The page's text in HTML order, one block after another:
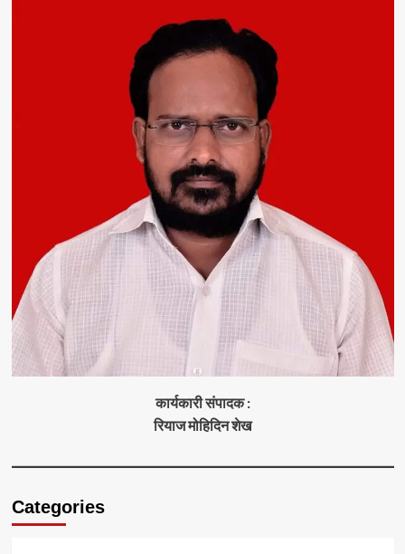
कार्यकारी संपादक :
रियाज मोहिदिन शेख
Categories